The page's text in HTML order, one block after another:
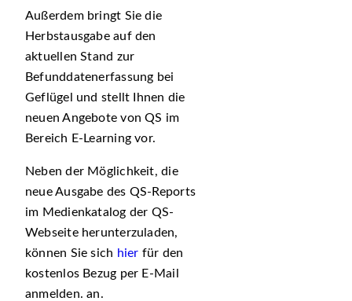
Außerdem bringt Sie die
Herbstausgabe auf den
aktuellen Stand zur
Befunddatenerfassung bei
Geflügel und stellt Ihnen die
neuen Angebote von QS im
Bereich E-Learning vor.
Neben der Möglichkeit, die
neue Ausgabe des QS-Reports
im Medienkatalog der QS-
Webseite herunterzuladen,
können Sie sich hier für den
kostenlos Bezug per E-Mail
anmelden. an.